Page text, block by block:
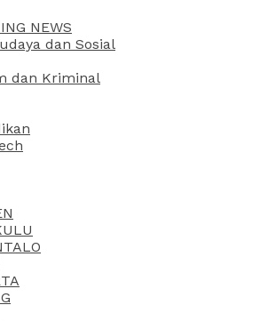
NEWS
dan Sosial
dan Kriminal